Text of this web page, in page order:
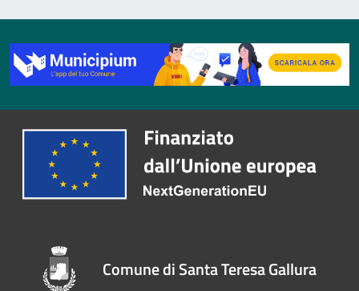
Comune di Santa Teresa Gallura